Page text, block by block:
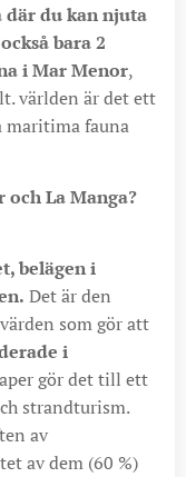
där du kan njuta
också bara 2
i Mar Menor,
världen är det ett
maritima fauna
La Manga?
belägen i
Det är den
som gör att
i
gör det till ett
strandturism.​
av
av dem (60 %)